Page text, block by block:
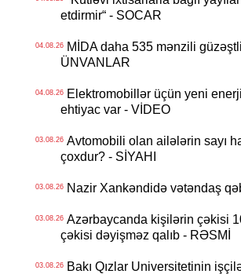
etdirmir“ - SOCAR
04.08.26MİDA daha 535 mənzili güzəştli
ÜNVANLAR
04.08.26Elektromobillər üçün yeni
ehtiyac var - VİDEO
03.08.26Avtomobili olan ailələrin sayı
çoxdur? - SİYAHI
03.08.26Nazir Xankəndidə vətəndaş
03.08.26Azərbaycanda kişilərin çəkisi
çəkisi dəyişməz qalıb - RƏSMİ
03.08.26Bakı Qızlar Universitetinin